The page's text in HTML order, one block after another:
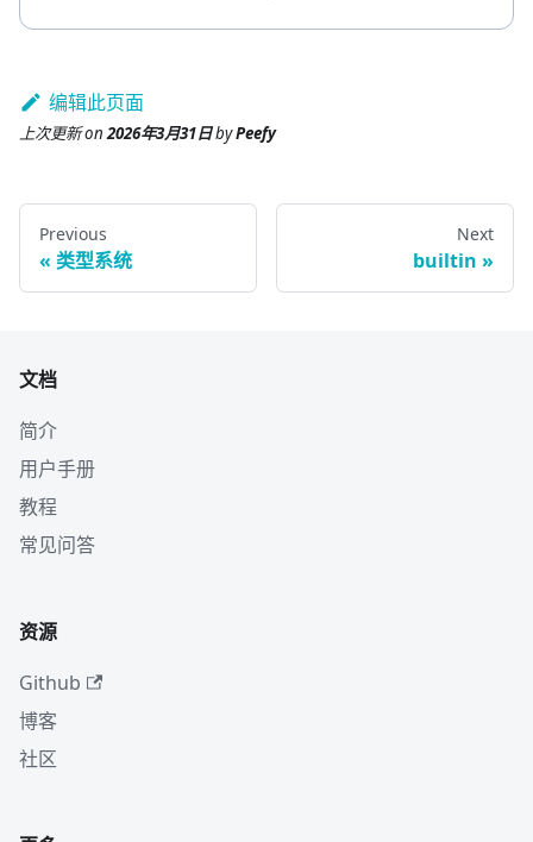
编辑此页面
上次更新on2026年3月31日byPeefy
Previous
类型系统
Next
builtin
文档
简介
用户手册
教程
常见问答
资源
Github
博客
社区